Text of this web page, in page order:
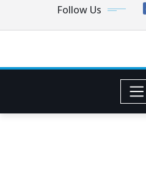
Follow Us